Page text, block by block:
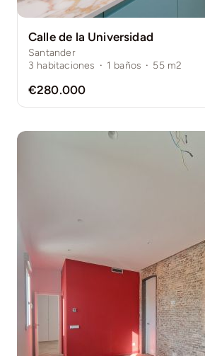
Calle de la Universidad
Santander
3 habitaciones · 1 baños · 55 m2
€280.000